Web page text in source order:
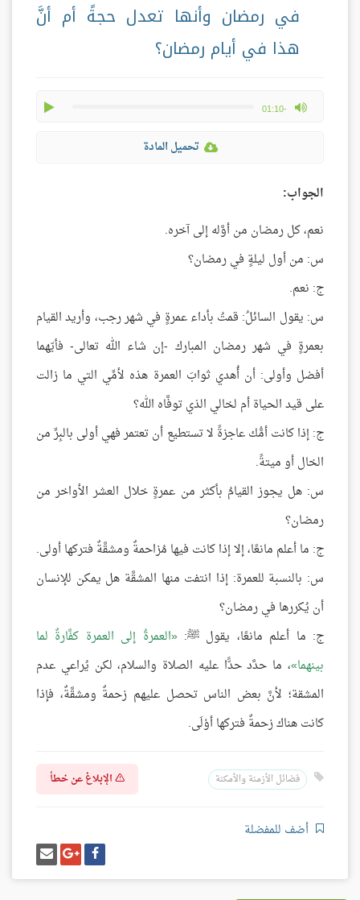
في رمضان وأنها تعدل حجةً أم أنَّ
هذا في أيام رمضان؟
-01:10
max volume
تحميل المادة
الجواب:
نعم، كل رمضان من أوَّله إلى آخره.
س: من أول ليلةٍ في رمضان؟
ج: نعم.
س: يقول السائلُ: قمتُ بأداء عمرةٍ في شهر رجب، وأريد القيام
بعمرةٍ في شهر رمضان المبارك -إن شاء الله تعالى- فأيّهما
أفضل وأولى: أن أُهدي ثوابَ العمرة هذه لأمِّي التي ما زالت
على قيد الحياة أم لخالي الذي توفَّاه الله؟
ج: إذا كانت أمُّك عاجزةً لا تستطيع أن تعتمر فهي أولى بالبِرِّ من
الخال أو ميتةً.
س: هل يجوز القيامُ بأكثر من عمرةٍ خلال العشر الأواخر من
رمضان؟
ج: ما أعلم مانعًا، إلا إذا كانت فيها مُزاحمةٌ ومشقَّةٌ فتركها أولى.
س: بالنسبة للعمرة: إذا انتفت منها المشقَّة هل يمكن للإنسان
أن يُكررها في رمضان؟
ج: ما أعلم مانعًا، يقول ﷺ: العمرةُ إلى العمرة كفَّارةٌ لما
بينهما ، ما حدَّد حدًّا عليه الصلاة والسلام، لكن يُراعي عدم
المشقة؛ لأنَّ بعض الناس تحصل عليهم زحمةٌ ومشقَّةٌ، فإذا
كانت هناك زحمةٌ فتركها أوْلَى.
فضائل الأزمنة والأمكنة الإبلاغ عن خطأ
أضف للمفضلة
شارك
على
فيسبوك
شارك
على
غوغل
بلس
إرسل
إيميل